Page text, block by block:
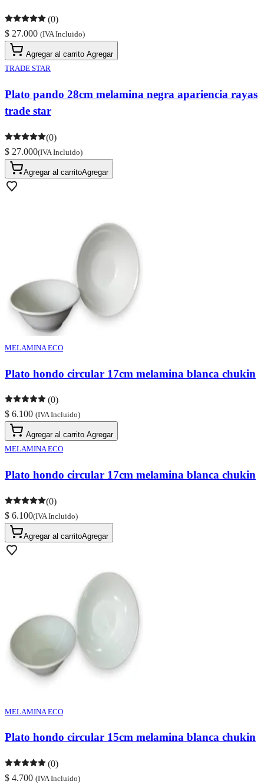
(0)
$ 27.000 (IVA Incluido)
Agregar al carrito Agregar
TRADE STAR
Plato pando 28cm melamina negra apariencia rayas
trade star
(0)
$ 27.000(IVA Incluido)
Agregar al carritoAgregar
MELAMINA ECO
Plato hondo circular 17cm melamina blanca chukin
(0)
$ 6.100 (IVA Incluido)
Agregar al carrito Agregar
MELAMINA ECO
Plato hondo circular 17cm melamina blanca chukin
(0)
$ 6.100(IVA Incluido)
Agregar al carritoAgregar
MELAMINA ECO
Plato hondo circular 15cm melamina blanca chukin
(0)
$ 4.700 (IVA Incluido)